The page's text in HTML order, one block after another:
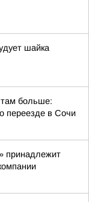
шайка
больше:
переезде в Сочи
принадлежит